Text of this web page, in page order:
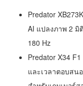
Predator
AI แปลงภาพ 2 มิ
180 Hz
Predator X34
และเวลาตอบสน